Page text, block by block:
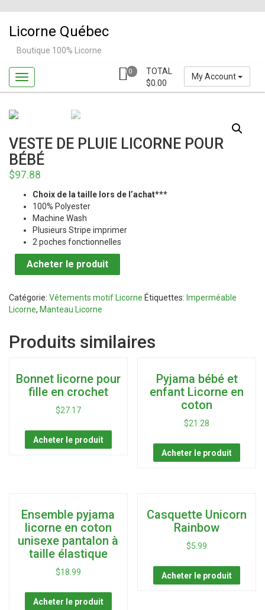
content
Licorne Québec
Boutique 100% Licorne
My Account
0
TOTAL
$0.00
VESTE DE PLUIE LICORNE POUR
BÉBÉ
$97.88
Choix de la taille lors de l’achat***
100% Polyester
Machine Wash
Plusieurs Stripe imprimer
2 poches fonctionnelles
Acheter le produit
Catégorie: Vêtements motif Licorne Étiquettes: Imperméable
Licorne, Manteau Licorne
Produits similaires
Bonnet licorne pour
fille en crochet
$27.17
Acheter le produit
Pyjama bébé et
enfant Licorne en
coton
$21.28
Acheter le produit
Ensemble pyjama
licorne en coton
unisexe pantalon à
taille élastique
$18.99
Acheter le produit
Casquette Unicorn
Rainbow
$5.99
Acheter le produit